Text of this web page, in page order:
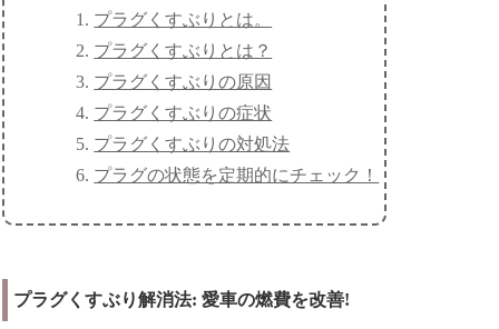
プラグくすぶりとは。
プラグくすぶりとは？
プラグくすぶりの原因
プラグくすぶりの症状
プラグくすぶりの対処法
プラグの状態を定期的にチェック！
プラグくすぶり解消法: 愛車の燃費を改善!